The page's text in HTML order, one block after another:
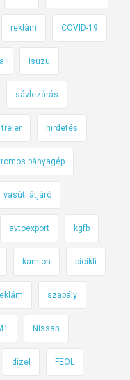
reklám COVID-19
Isuzu
sávlezárás
tréler hirdetés
bányagép
vasúti átjáró
avtoexport kgfb
kamion bicikli
szabály
Nissan
dízel FEOL